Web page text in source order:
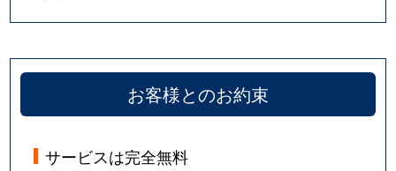
お客様とのお約束
サービスは完全無料